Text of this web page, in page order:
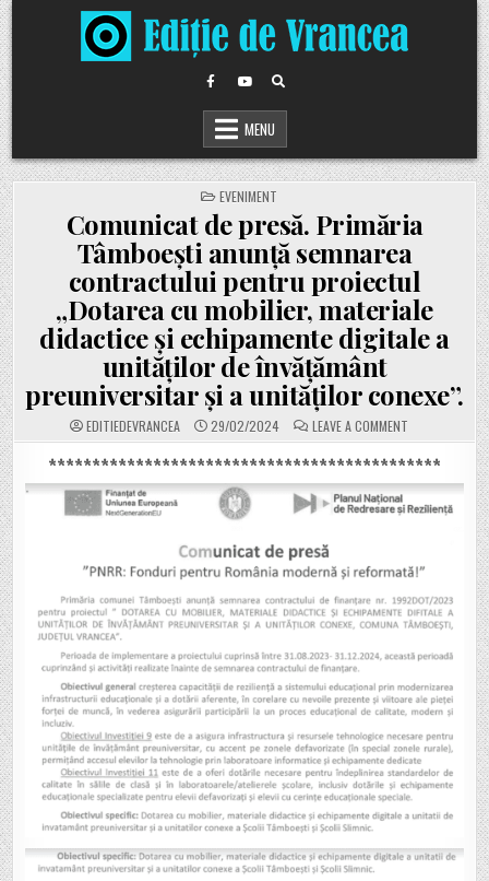
Skip
to
content
MENU
POSTED
IN
EVENIMENT
Comunicat de presă. Primăria
Tâmboești anunță semnarea
contractului pentru proiectul
„Dotarea cu mobilier, materiale
didactice și echipamente digitale a
unităților de învățământ
preuniversitar și a unităților conexe”.
EDITIEDEVRANCEA 29/02/2024 LEAVE A COMMENT
COMUNICAT
PRESĂ.
TÂMBOEȘTI
ANUNȚĂ
SEMNAREA
„DOTAREA
CU
MOBILIER,
MATERIALE
DIDACTICE
ȘI
ECHIPAMENTE
DIGITALE
UNITĂȚILOR
DE
ÎNVĂȚĂMÂNT
ȘI
A
UNITĂȚILOR
CONEXE”.
*********************************************